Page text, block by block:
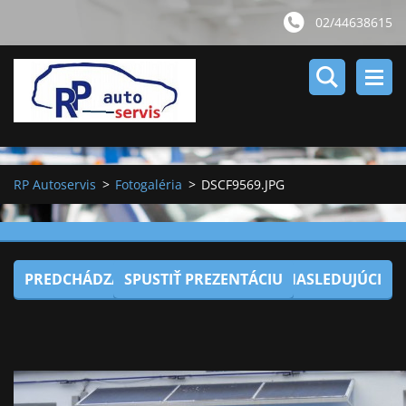
02/44638615
RP Autoservis > Fotogaléria > DSCF9569.JPG
PREDCHÁDZAJÚCISPUSTIŤ PREZENTÁCIU NASLEDUJÚCI